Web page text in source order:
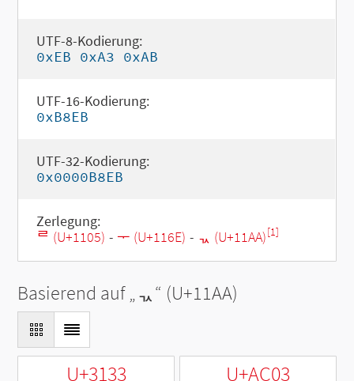
UTF-8-Kodierung:
0xEB 0xA3 0xAB
UTF-16-Kodierung:
0xB8EB
UTF-32-Kodierung:
0x0000B8EB
Zerlegung:
ᄅ (U+1105) - ᅮ (U+116E) - ᆪ (U+11AA)[1]
Basierend auf „ᆪ“ (U+11AA)
U+3133 U+AC03